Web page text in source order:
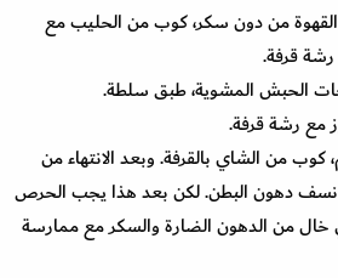
من دون سكر، كوب من الحليب مع
قرفة.
الحبش المشوية، طبق سلطة.
مع رشة قرفة.
كوب من الشاي بالقرفة. وبعد الانتهاء من
نسف دهون البطن. لكن بعد هذا يجب الحرص
من الدهون الضارة والسكر مع ممارسة